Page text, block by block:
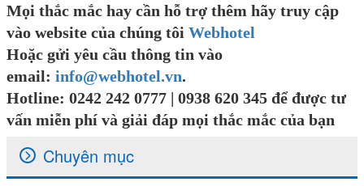
Mọi thắc mắc hay cần hỗ trợ thêm hãy truy cập
vào website của chúng tôi Webhotel
Hoặc gửi yêu cầu thông tin vào
email: info@webhotel.vn.
Hotline: 0242 242 0777 | 0938 620 345 để được tư
vấn miễn phí và giải đáp mọi thắc mắc của bạn
Chuyên mục